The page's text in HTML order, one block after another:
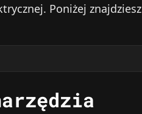
Poniżej znajdziesz